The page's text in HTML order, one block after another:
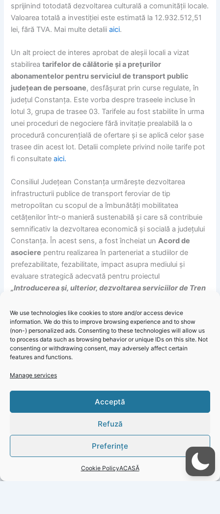
We use technologies like cookies to store and/or access device
information. We do this to improve browsing experience and to show
(non-) personalized ads. Consenting to these technologies will allow us
to process data such as browsing behavior or unique IDs on this site. Not
consenting or withdrawing consent, may adversely affect certain
features and functions.
Manage services
Acceptă
Refuză
Preferințe
Cookie PolicyACASĂ
sprijinind totodată dezvoltarea culturală a comunității locale.
Valoarea totală a investiției este estimată la 12.932.512,51
lei, fără TVA. Mai multe detaliiaici.
Un alt proiect de interes aprobat de aleșii locali a vizat
stabilireatarifelor de călătorie și a prețurilor
abonamentelor pentru serviciul de transport public
județean de persoane, desfășurat prin curse regulate, în
județul Constanța. Este vorba despre traseele incluse în
lotul 3, grupa de trasee 03. Tarifele au fost stabilite în urma
unei proceduri de negociere fără invitație prealabilă la o
procedură concurențială de ofertare și se aplică celor șase
trasee din acest lot. Detalii complete privind noile tarife pot
fi consultateaici.
Consiliul Județean Constanța urmărește dezvoltarea
infrastructurii publice de transport feroviar de tip
metropolitan cu scopul de a îmbunătăți mobilitatea
cetățenilor într-o manieră sustenabilă și care să contribuie
semnificativ la dezvoltarea economică și socială a județului
Constanța. În acest sens, a fost încheiat unAcord de
asociere pentru realizarea în parteneriat a studiilor de
prefezabilitate, fezabilitate, impact asupra mediului și
evaluare strategică adecvată pentru proiectul
„Introducerea și, ulterior, dezvoltarea serviciilor de Tren
Județean Constanța, Primăria Municipiului Constanța,
Asociația de Dezvoltare Intercomunitară Zona
Metropolitană Constanța și Asociația de Dezvoltare
Durabilă a Județului Constanța. Proiectul poate fi accesat
aici.
CJC – Comunicat de presă – 16.04.2025